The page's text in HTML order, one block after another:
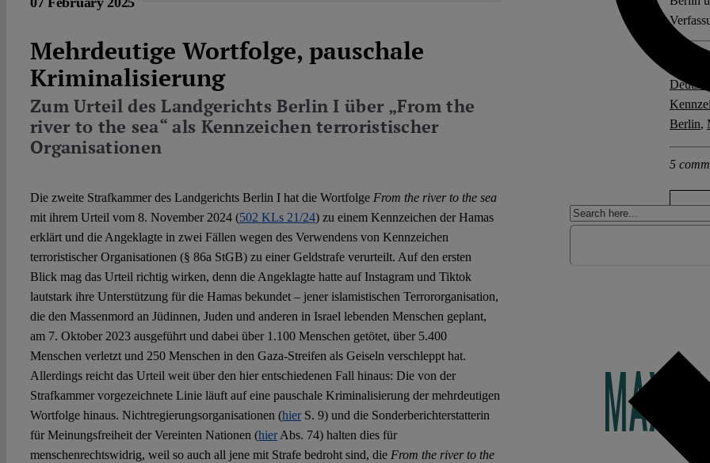
Mehrdeutige Wortfolge, pauschale
Kriminalisierung
Zum Urteil des Landgerichts Berlin I über „From the
river to the sea“ als Kennzeichen terroristischer
Organisationen
Die zweite Strafkammer des Landgerichts Berlin I hat die Wortfolge From the river to the sea
mit ihrem Urteil vom 8. November 2024 (502 KLs 21/24) zu einem Kennzeichen der Hamas
erklärt und die Angeklagte in zwei Fällen wegen des Verwendens von Kennzeichen
terroristischer Organisationen (§ 86a StGB) zu einer Geldstrafe verurteilt. Auf den ersten
Blick mag das Urteil richtig wirken, denn die Angeklagte hatte auf Instagram und Tiktok
lautstark ihre Unterstützung für die Hamas bekundet – jener islamistischen Terrororganisation,
die den Massenmord an Jüdinnen, Juden und anderen in Israel lebenden Menschen geplant,
am 7. Oktober 2023 ausgeführt und dabei über 1.100 Menschen getötet, über 5.400
Menschen verletzt und 250 Menschen in den Gaza-Streifen als Geiseln verschleppt hat.
Allerdings reicht das Urteil weit über den hier entschiedenen Fall hinaus: Die von der
Strafkammer vorgezeichnete Linie läuft auf eine pauschale Kriminalisierung der mehrdeutigen
Wortfolge hinaus. Nichtregierungsorganisationen (hierS. 9) und die Sonderberichterstatterin
für Meinungsfreiheit der Vereinten Nationen (hierAbs. 74) halten dies für
menschenrechtswidrig, weil so auch all jene mit Strafe bedroht sind, die From the river to the
Berlin,
5